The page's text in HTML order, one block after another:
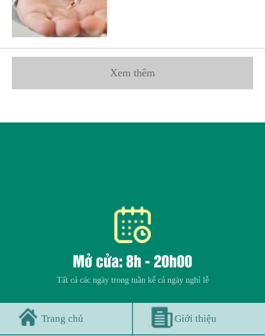
Xem thêm
Mở cửa: 8h - 20h00
Tất cả các ngày trong tuần kể cả ngày nghỉ lễ
Trang chủ Giới thiệu